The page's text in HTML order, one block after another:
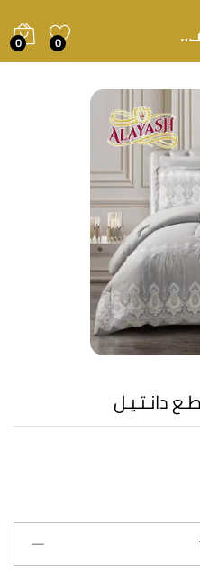
لـحـاف لــنــدن كـيـنـج 7 قـطـع دانـتـيـل 0
0